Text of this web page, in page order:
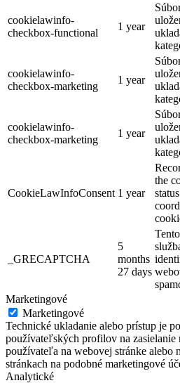
cookielawinfo-
checkbox-functional
1 year
cookielawinfo-
checkbox-marketing
1 year
cookielawinfo-
checkbox-marketing
1 year
CookieLawInfoConsent 1 year
the
_GRECAPTCHA
5
months
27 days
Marketingové
Marketingové
Technické ukladanie alebo prístup je
používateľských profilov na zasielanie
používateľa na webovej stránke alebo
stránkach na podobné marketingové
Analytické